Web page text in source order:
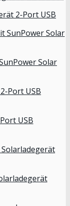
2-Port USB
Solar
USB